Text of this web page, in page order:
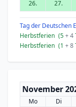
26.
27.
Tag der Deutschen
Herbstferien (5+ 4
Herbstferien (1 + 8
November
Mo Di